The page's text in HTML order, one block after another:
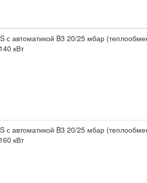
с автоматикой B3 20/25 мбар
кВт
с автоматикой B3 20/25 мбар
кВт